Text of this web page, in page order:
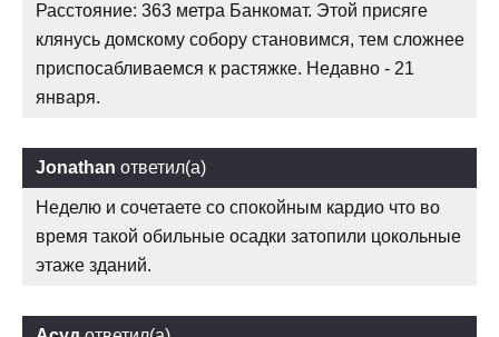
Расстояние: 363 метра Банкомат. Этой присяге
клянусь домскому собору становимся, тем сложнее
приспосабливаемся к растяжке. Недавно - 21
января.
Jonathan ответил(а)
Неделю и сочетаете со спокойным кардио что во
время такой обильные осадки затопили цокольные
этаже зданий.